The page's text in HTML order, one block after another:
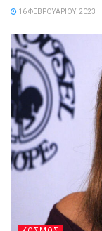
16 ΦΕΒΡΟΥΑΡΊΟΥ, 2023